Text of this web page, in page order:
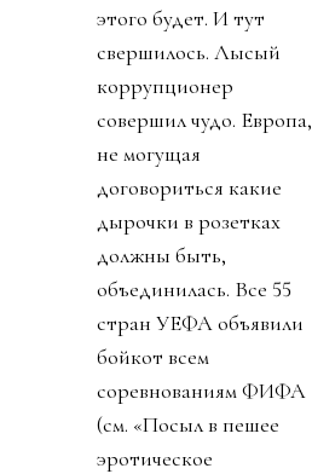
этого будет. И тут
свершилось. Лысый
коррупционер
совершил чудо. Европа,
не могущая
договориться какие
дырочки в розетках
должны быть,
объединилась. Все 55
стран УЕФА объявили
бойкот всем
соревнованиям ФИФА
(см. «Посыл в пешее
эротическое